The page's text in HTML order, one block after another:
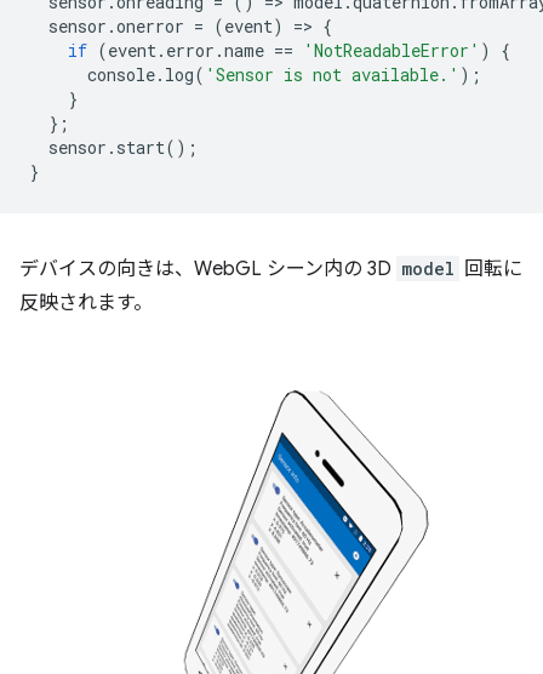
sensor .onerror = (event) => {
if (event . error .name == 'NotReadableError' )
{
console. log( 'Sensor is not available.' );
}
};
sensor . start();
}
デバイスの向きは、WebGL シーン内の 3D model 回転に
反映されます。